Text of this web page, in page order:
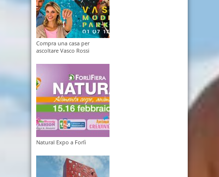
Compra una casa per
ascoltare Vasco Rossi
Natural Expo a Forlì